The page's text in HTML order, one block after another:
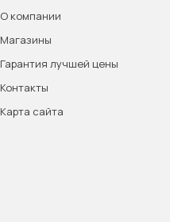
О компании
Магазины
Гарантия лучшей цены
Контакты
Карта сайта